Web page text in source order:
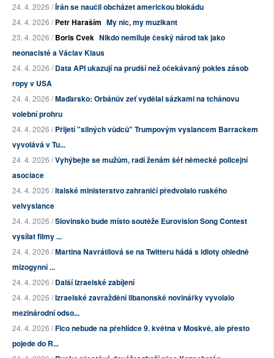
24. 4. 2026 /Írán se naučil obcházet americkou blokádu
24. 4. 2026 /Petr Haraším My nic, my muzikant
23. 4. 2026 /Boris Cvek Nikdo nemiluje český národ tak jako
neonacisté a Václav Klaus
24. 4. 2026 /Data API ukazují na prudší než očekávaný pokles zásob
ropy v USA
24. 4. 2026 /Maďarsko: Orbánův zeť vydělal sázkami na tchánovu
volební prohru
24. 4. 2026 /Přijetí "silných vůdců" Trumpovým vyslancem Barrackem
vyvolává v Tu...
24. 4. 2026 /Vyhýbejte se mužům, radí ženám šéf německé policejní
asociace
24. 4. 2026 /Italské ministerstvo zahraničí předvolalo ruského
velvyslance
24. 4. 2026 /Slovinsko bude místo soutěže Eurovision Song Contest
vysílat filmy ...
24. 4. 2026 /Martina Navrátilová se na Twitteru hádá s idioty ohledně
mizogynní ...
24. 4. 2026 /Další izraelské zabíjení
24. 4. 2026 /Izraelské zavraždění libanonské novinářky vyvolalo
mezinárodní odso...
24. 4. 2026 /Fico nebude na přehlídce 9. května v Moskvě, ale přesto
pojede do R...